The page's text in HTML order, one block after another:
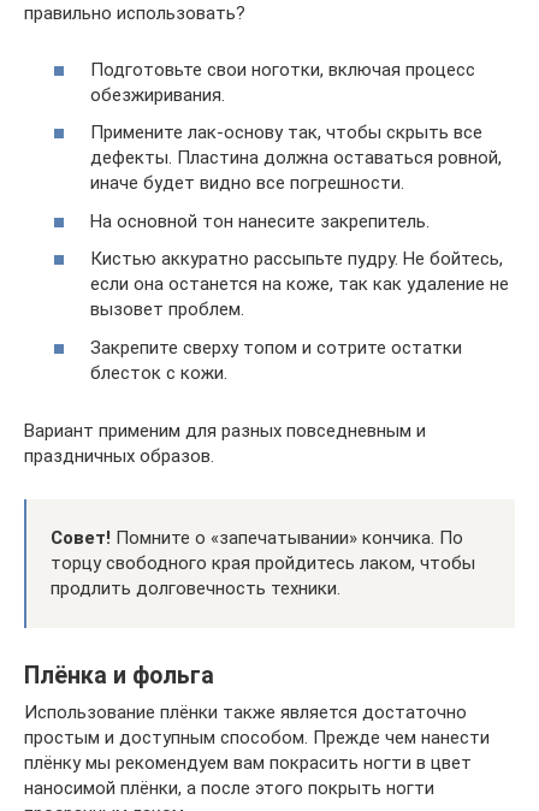
правильно использовать?
Подготовьте свои ноготки, включая процесс
обезжиривания.
Примените лак-основу так, чтобы скрыть все
дефекты. Пластина должна оставаться ровной,
иначе будет видно все погрешности.
На основной тон нанесите закрепитель.
Кистью аккуратно рассыпьте пудру. Не бойтесь,
если она останется на коже, так как удаление не
вызовет проблем.
Закрепите сверху топом и сотрите остатки
блесток с кожи.
Вариант применим для разных повседневным и
праздничных образов.
Совет! Помните о «запечатывании» кончика. По
торцу свободного края пройдитесь лаком, чтобы
продлить долговечность техники.
Плёнка и фольга
Использование плёнки также является достаточно
простым и доступным способом. Прежде чем нанести
плёнку мы рекомендуем вам покрасить ногти в цвет
наносимой плёнки, а после этого покрыть ногти